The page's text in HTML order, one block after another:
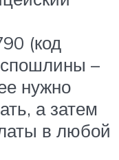
(код
–
нужно
а затем
в любой